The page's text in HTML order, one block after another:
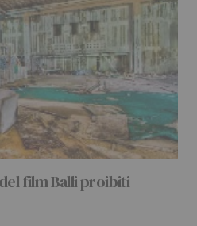
film Balli proibiti